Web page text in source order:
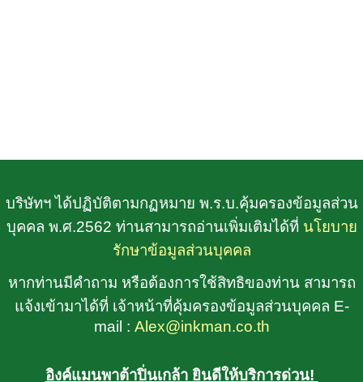
บริษัทฯ ได้ปฏิบัติตามกฏหมาย พ.ร.บ.คุ้มครองข้อมูลส่วน
บุคคล พ.ศ.2562 ท่านสามารถอ่านเพิ่มเติมได้ที่ นโยบาย
รักษาข้อมูลส่วนบุคคล
หากท่านมีคำถาม หรือต้องการใช้สิทธิของท่าน สามารถ
แจ้งเข้ามาได้ที่ เจ้าหน้าที่คุ้มครองข้อมูลส่วนบุคคล E-
mail : Alex@inkman.co.th
อิงค์แมนพาต้าปิ่นเกล้า ยินดีให้บริการด่วน!